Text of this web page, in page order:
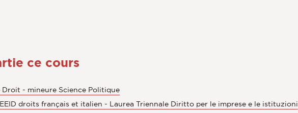
ce cours
- mineure Science Politique
droits français et italien - Laurea Triennale Diritto per le imprese e le istituzioni